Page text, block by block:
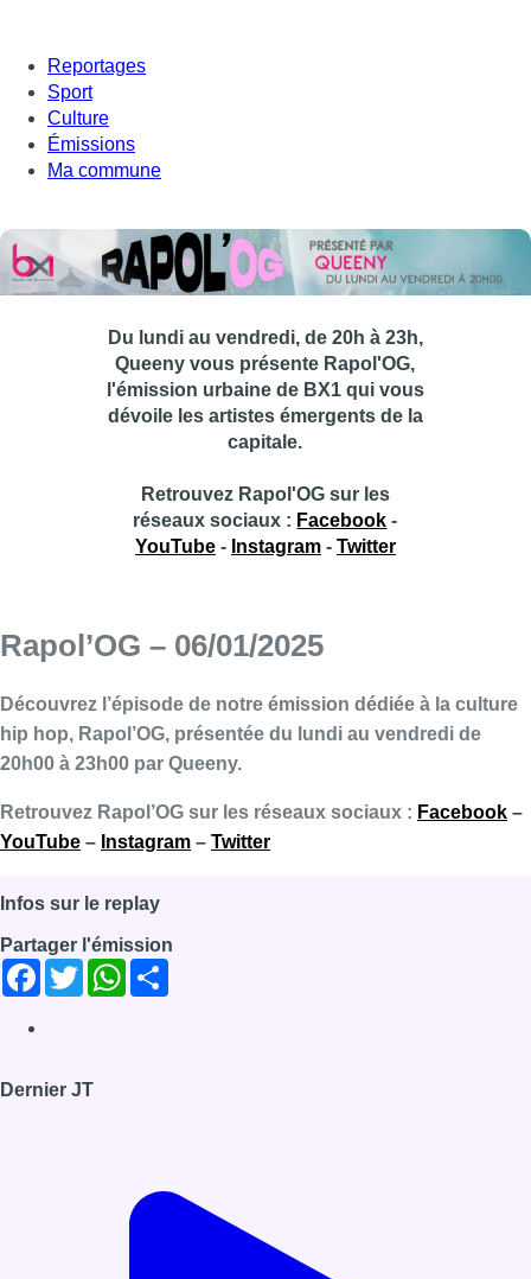
Reportages
Sport
Culture
Émissions
Ma commune
Du lundi au vendredi, de 20h à 23h,
Queeny vous présente Rapol'OG,
l'émission urbaine de BX1 qui vous
dévoile les artistes émergents de la
capitale.
Retrouvez Rapol'OG sur les
réseaux sociaux : Facebook -
YouTube- Instagram- Twitter
Rapol’OG – 06/01/2025
Découvrez l’épisode de notre émission dédiée à la culture
hip hop, Rapol’OG, présentée du lundi au vendredi de
20h00 à 23h00 par Queeny.
Retrouvez Rapol’OG sur les réseaux sociaux : Facebook –
YouTube – Instagram – Twitter
Infos sur le replay
Partager l'émission
Facebook
TwitterWhatsApp
Dernier JT